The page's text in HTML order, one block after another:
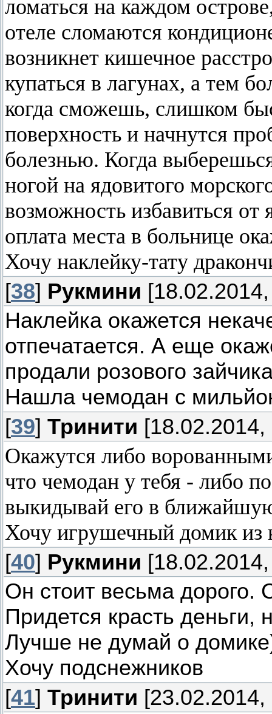
ломаться на каждом
отеле сломаются
возникнет кишечное
купаться в лагунах, а тем
когда сможешь, слишком
поверхность и начнутся
болезнью. Когда
ногой на ядовитого
возможность избавиться от
оплата места в больнице
Хочу наклейку-тату
[38] Рукмини
Наклейка окажется
отпечатается. А еще
продали розового
Нашла чемодан с
[39] Тринити [18.02.2014,
Окажутся либо
что чемодан у тебя - либо
выкидывай его в
Хочу игрушечный домик из
[40] Рукмини
Он стоит весьма дорого.
Придется красть деньги,
Лучше не думай о
Хочу подснежников
[41] Тринити [23.02.2014,